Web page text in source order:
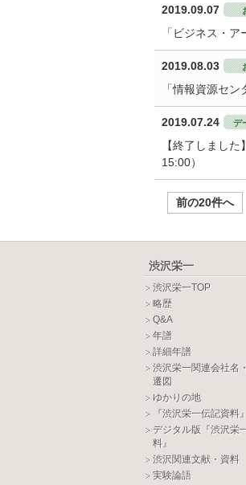
2019.09.07
「ビジネス・
2019.08.03
「情報資源セ
2019.07.24 デ
【終了しまし
15:00）
前の20件へ
渋沢栄一
渋沢栄一TOP
略歴
Q&A
年譜
詳細年譜
渋沢栄一関連会社名
遷図
ゆかりの地
『渋沢栄一伝記資料』
デジタル版『渋沢栄
料』
渋沢関連文献・資料
実験論語